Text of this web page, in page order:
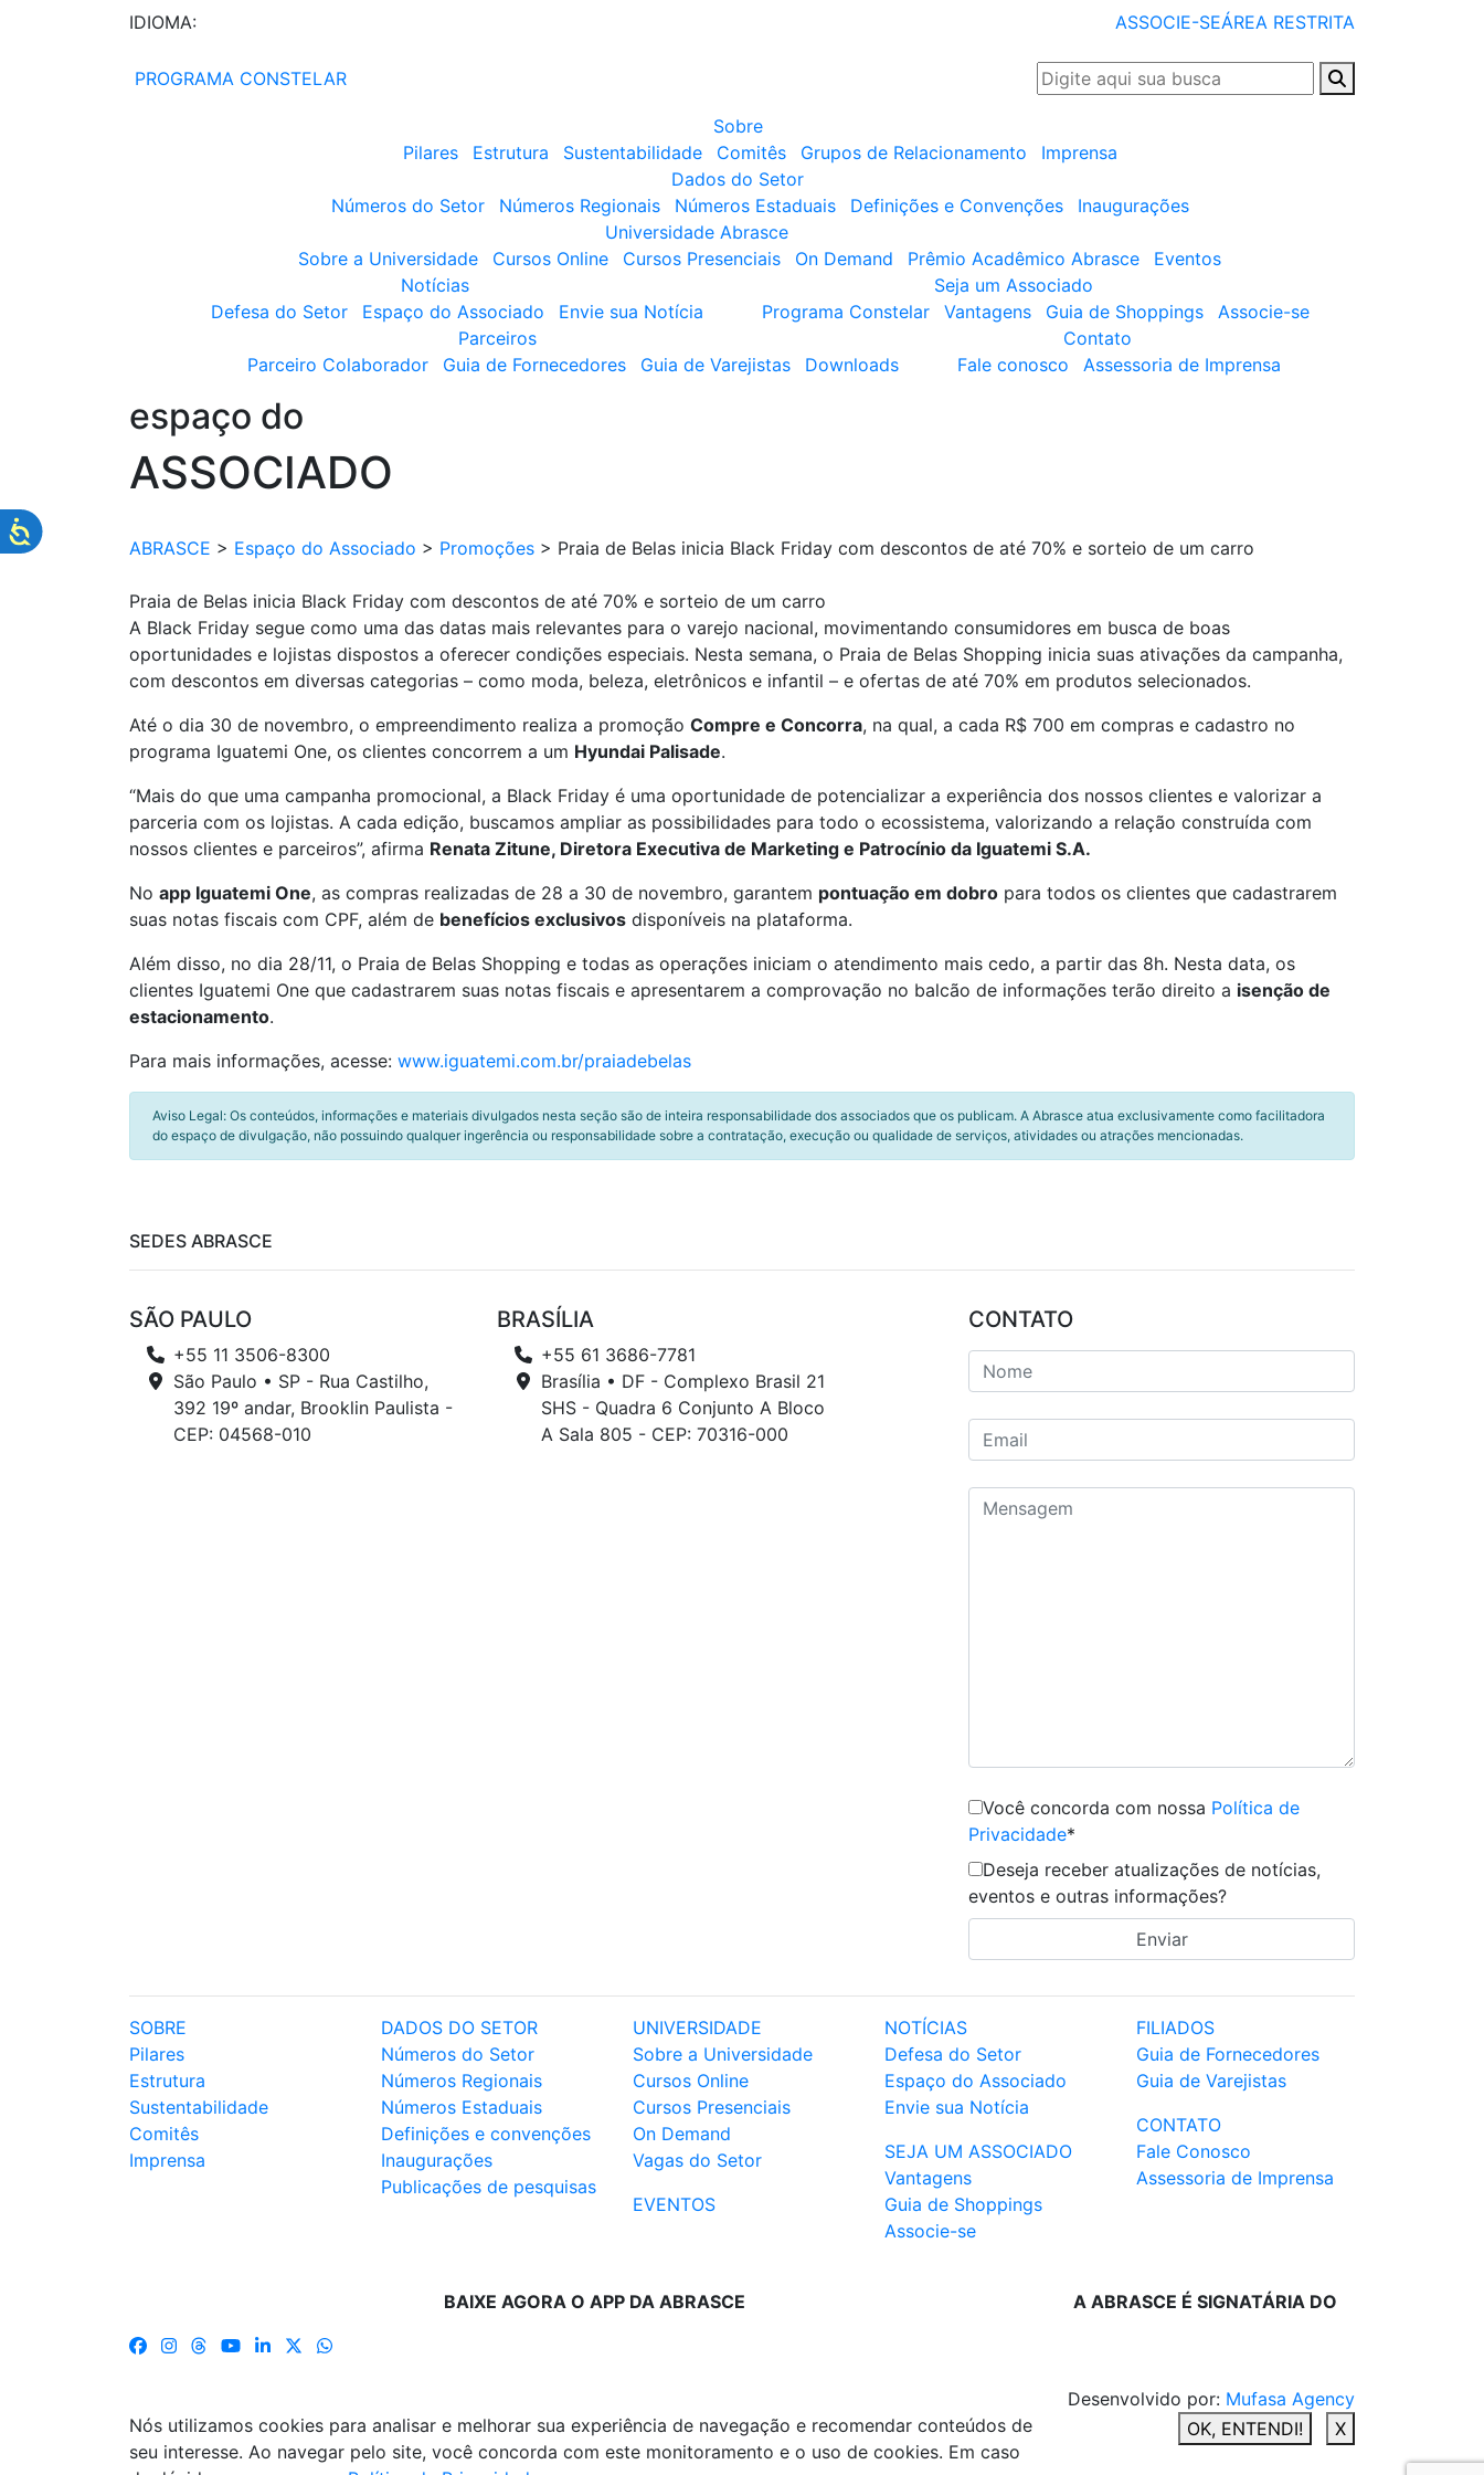
IDIOMA: ASSOCIE-SEÁREA RESTRITA
PROGRAMA CONSTELAR
Sobre
Pilares
Estrutura Sustentabilidade Comitês Grupos de Relacionamento
Imprensa
Dados do Setor
Números do Setor
Números Regionais Números Estaduais Definições e Convenções
Inaugurações
Universidade Abrasce
Sobre a Universidade
Cursos Online Cursos Presenciais On Demand Prêmio Acadêmico Abrasce
Eventos
Notícias
Defesa do Setor
Espaço do Associado Envie sua Notícia
Seja um Associado
Programa Constelar
Vantagens Guia de Shoppings
Associe-se
Parceiros
Parceiro Colaborador
Guia de Fornecedores Guia de Varejistas Downloads
Contato
Fale conosco
Assessoria de Imprensa
espaço do
ASSOCIADO
ABRASCE > Espaço do Associado > Promoções > Praia de Belas inicia Black Friday com descontos de até 70% e sorteio de um carro
Praia de Belas inicia Black Friday com descontos de até 70% e sorteio de um carro
A Black Friday segue como uma das datas mais relevantes para o varejo nacional, movimentando consumidores em busca de boas
oportunidades e lojistas dispostos a oferecer condições especiais. Nesta semana, o Praia de Belas Shopping inicia suas ativações da campanha,
com descontos em diversas categorias – como moda, beleza, eletrônicos e infantil – e ofertas de até 70% em produtos selecionados.
Até o dia 30 de novembro, o empreendimento realiza a promoção Compre e Concorra, na qual, a cada R$ 700 em compras e cadastro no
programa Iguatemi One, os clientes concorrem a um Hyundai Palisade.
“Mais do que uma campanha promocional, a Black Friday é uma oportunidade de potencializar a experiência dos nossos clientes e valorizar a
parceria com os lojistas. A cada edição, buscamos ampliar as possibilidades para todo o ecossistema, valorizando a relação construída com
nossos clientes e parceiros”, afirma Renata Zitune, Diretora Executiva de Marketing e Patrocínio da Iguatemi S.A.
No app Iguatemi One, as compras realizadas de 28 a 30 de novembro, garantem pontuação em dobro para todos os clientes que cadastrarem
suas notas fiscais com CPF, além de benefícios exclusivos disponíveis na plataforma.
Além disso, no dia 28/11, o Praia de Belas Shopping e todas as operações iniciam o atendimento mais cedo, a partir das 8h. Nesta data, os
clientes Iguatemi One que cadastrarem suas notas fiscais e apresentarem a comprovação no balcão de informações terão direito a isenção de
estacionamento.
Para mais informações, acesse: www.iguatemi.com.br/praiadebelas
Aviso Legal: Os conteúdos, informações e materiais divulgados nesta seção são de inteira responsabilidade dos associados que os publicam. A Abrasce atua exclusivamente como facilitadora
do espaço de divulgação, não possuindo qualquer ingerência ou responsabilidade sobre a contratação, execução ou qualidade de serviços, atividades ou atrações mencionadas.
SEDES ABRASCE
SÃO PAULO
+55 11 3506-8300
São Paulo • SP - Rua Castilho,
392 19º andar, Brooklin Paulista -
CEP: 04568-010
BRASÍLIA
+55 61 3686-7781
Brasília • DF - Complexo Brasil 21
SHS - Quadra 6 Conjunto A Bloco
A Sala 805 - CEP: 70316-000
CONTATO
Você concorda com nossa Política de
Privacidade*
Deseja receber atualizações de notícias,
eventos e outras informações?
SOBRE
Pilares
Estrutura
Sustentabilidade
Comitês
Imprensa
DADOS DO SETOR
Números do Setor
Números Regionais
Números Estaduais
Definições e convenções
Inaugurações
Publicações de pesquisas
UNIVERSIDADE
Sobre a Universidade
Cursos Online
Cursos Presenciais
On Demand
Vagas do Setor
EVENTOS
NOTÍCIAS
Defesa do Setor
Espaço do Associado
Envie sua Notícia
SEJA UM ASSOCIADO
Vantagens
Guia de Shoppings
Associe-se
FILIADOS
Guia de Fornecedores
Guia de Varejistas
CONTATO
Fale Conosco
Assessoria de Imprensa
BAIXE AGORA O APP DA ABRASCE A ABRASCE É SIGNATÁRIA DO
Desenvolvido por: Mufasa Agency
Nós utilizamos cookies para analisar e melhorar sua experiência de navegação e recomendar conteúdos de
seu interesse. Ao navegar pelo site, você concorda com este monitoramento e o uso de cookies. Em caso
OK, ENTENDI! X